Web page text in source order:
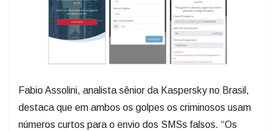
Fabio Assolini, analista sênior da Kaspersky no Brasil,
destaca que em ambos os golpes os criminosos usam
números curtos para o envio dos SMSs falsos. “Os